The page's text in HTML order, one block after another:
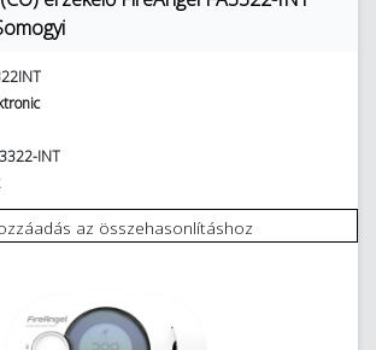
INT
az összehasonlításhoz